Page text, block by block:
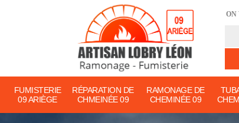
ON
FUMISTERIE
09 ARIÈGE
RÉPARATION DE
CHMEINÉE 09
RAMONAGE DE
CHEMINÉE 09